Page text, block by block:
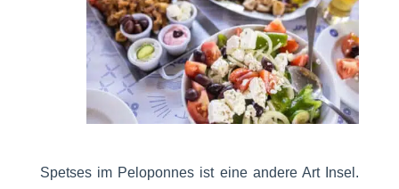
Spetses im Peloponnes ist eine andere Art Insel.